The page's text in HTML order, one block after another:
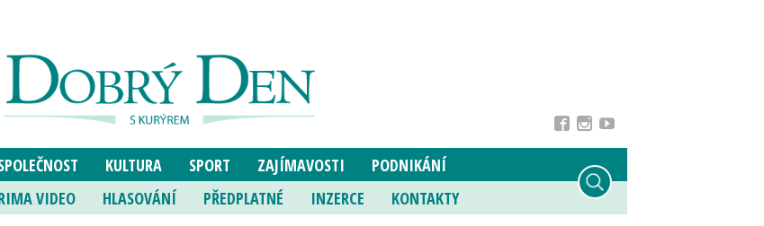
KULTURA SPORT ZAJÍMAVOSTI
PODNIKÁNÍ
VIDEO HLASOVÁNÍ PŘEDPLATNÉ INZERCE KONTAKTY